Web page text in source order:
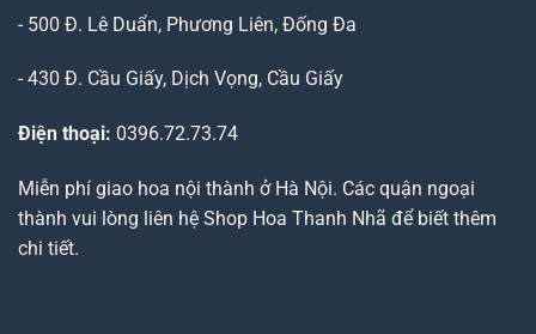
- 500 Đ. Lê Duẩn, Phương Liên, Đống Đa
- 430 Đ. Cầu Giấy, Dịch Vọng, Cầu Giấy
Điện thoại: 0396.72.73.74
Miễn phí giao hoa nội thành ở Hà Nội. Các quận ngoại
thành vui lòng liên hệ Shop Hoa Thanh Nhã để biết thêm
chi tiết.